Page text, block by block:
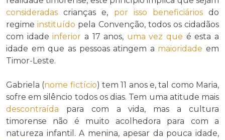
consideradas crianças e, por isso beneficiáriosdo
regimeinstituído pela Convenção, todos os cidadãos
com idadeinferior a 17 anos, uma vez que é esta a
idade em que as pessoas atingem a maioridade em
Timor-Leste.
Gabriela (nome fictício) tem 11 anos e, tal como Maria,
sofre em silêncio todos os dias. Tem uma atitude mais
descontraída para com a vida, mas a cultura
timorense não é muito acolhedora para com a
natureza infantil. A menina, apesar da pouca idade,